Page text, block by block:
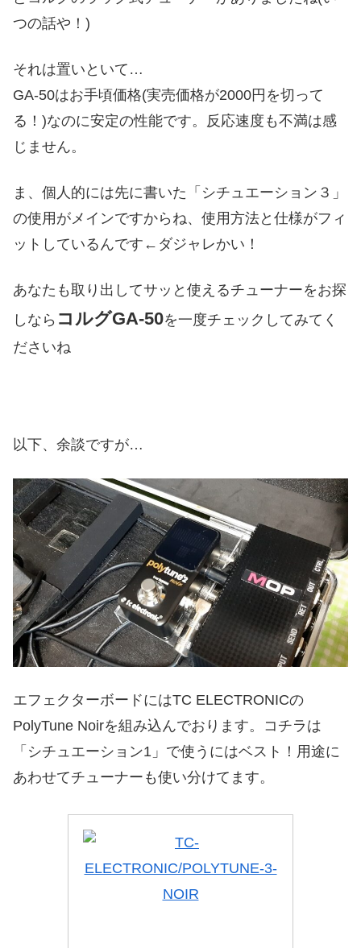
つの話や！)
それは置いといて…
GA-50はお手頃価格(実売価格が2000円を切って
る！)なのに安定の性能です。反応速度も不満は感
じません。
ま、個人的には先に書いた「シチュエーション３」
の使用がメインですからね、使用方法と仕様がフィ
ットしているんです←ダジャレかい！
あなたも取り出してサッと使えるチューナーをお探
しなら コルグGA-50を一度チェックしてみてく
ださいね
以下、余談ですが…
エフェクターボードにはTC ELECTRONICの
PolyTune Noirを組み込んでおります。コチラは
「シチュエーション1」で使うにはベスト！用途に
あわせてチューナーも使い分けてます。